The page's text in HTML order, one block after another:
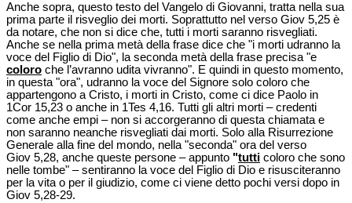
Anche sopra, questo testo del Vangelo di Giovanni, tratta nella sua
prima parte il risveglio dei morti. Soprattutto nel verso Giov 5,25 è
da notare, che non si dice che, tutti i morti saranno risvegliati.
Anche se nella prima metà della frase dice che "i morti udranno la
voce del Figlio di Dio", la seconda metà della frase precisa "e
coloro che l’avranno udita vivranno". E quindi in questo momento,
in questa "ora", udranno la voce del Signore solo coloro che
appartengono a Cristo, i morti in Cristo, come ci dice Paolo in
1Cor 15,23 o anche in 1Tes 4,16. Tutti gli altri morti – credenti
come anche empi – non si accorgeranno di questa chiamata e
non saranno neanche risvegliati dai morti. Solo alla Risurrezione
Generale alla fine del mondo, nella "seconda" ora del verso
Giov 5,28, anche queste persone – appunto "tutti coloro che sono
nelle tombe" – sentiranno la voce del Figlio di Dio e risusciteranno
per la vita o per il giudizio, come ci viene detto pochi versi dopo in
Giov 5,28-29.